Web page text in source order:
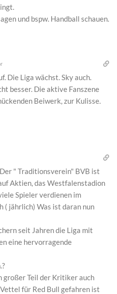
und bspw. Handball schauen.
Die Liga wächst. Sky auch.
besser. Die aktive Fanszene
Beiwerk, zur Kulisse.
" Traditionsverein" BVB ist
Aktien, das Westfalenstadion
Spieler verdienen im
jährlich) Was ist daran nun
seit Jahren die Liga mit
eine hervorragende
großer Teil der Kritiker auch
für Red Bull gefahren ist